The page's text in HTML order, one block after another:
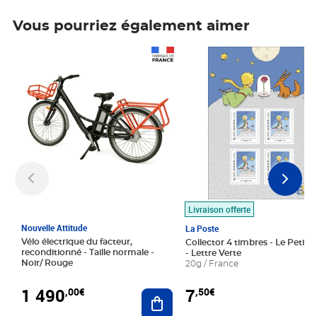
Vous pourriez également aimer
Nouvelle Attitude
Vélo électrique du facteur,
reconditionné - Taille normale -
Noir/ Rouge
1 490,00€ Ajouter au panier
Livraison offerte
La Poste
Collector 4 timbres - Le Petit
- Lettre Verte
20g / France
7,50€
Prix 7,50€